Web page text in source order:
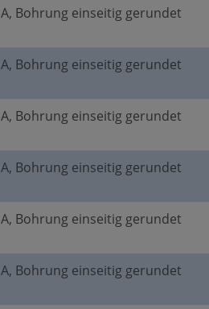
A, Bohrung einseitig gerundet
A, Bohrung einseitig gerundet
A, Bohrung einseitig gerundet
A, Bohrung einseitig gerundet
A, Bohrung einseitig gerundet
A, Bohrung einseitig gerundet